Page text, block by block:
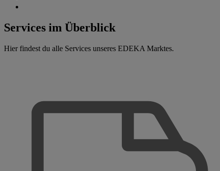
Services im Überblick
Hier findest du alle Services unseres EDEKA Marktes.